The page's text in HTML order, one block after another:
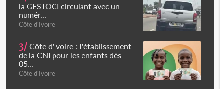
la GESTOCI circulant avec un
numér...
Côte d'Ivoire
3/ Côte d'Ivoire : L'établissement
de la CNI pour les enfants dès
05...
Côte d'Ivoire